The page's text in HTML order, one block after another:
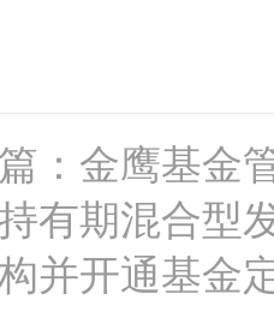
篇：金鹰基金
有期混合型
并开通基金